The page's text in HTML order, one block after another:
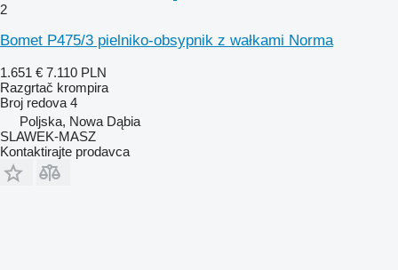
2
Bomet P475/3 pielniko-obsypnik z wałkami Norma
1.651 € 7.110 PLN
Razgrtač krompira
Broj redova 4
Poljska, Nowa Dąbia
SLAWEK-MASZ
Kontaktirajte prodavca